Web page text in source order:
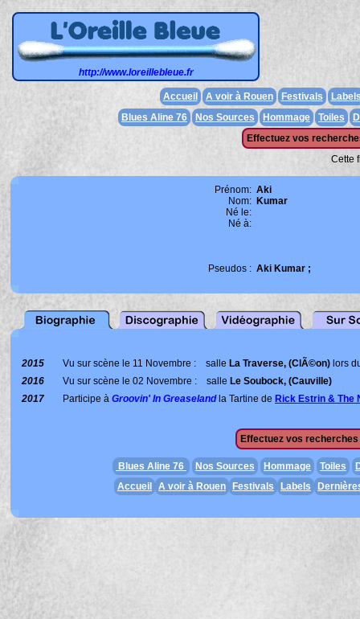
http://www.loreillebleue.fr
Accueil A voir à Rouen Festivals
Blues Aline 76
Nos Sources Hommage Toiles
Effectuez vos
Cette
Prénom: Aki
Nom: Kumar
Né le:
Né à:
Pseudos : Aki Kumar ;
2015 Vu sur scène le 11 Novembre : salle La Traverse, (ClÃ©on) lors
2016
Vu sur scène le 02 Novembre : salle Le Soubock, (Cauville)
2017
Participe à Groovin' In Greaselandla Tartine de Rick Estrin & The
Effectuez vos recherches
Blues Aline 76 Nos Sources Hommage Toiles
Accueil
A voir à Rouen Festivals Labels